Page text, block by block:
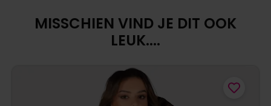
MISSCHIEN VIND JE DIT OOK
LEUK....